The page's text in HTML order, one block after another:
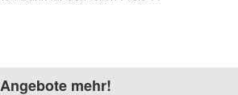
mehr!